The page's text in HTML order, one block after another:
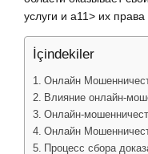
услуги и a11> их
İçindekiler
Онлайн
Влияние онлайн-
Онлайн-
Онлайн
Процесс сбора